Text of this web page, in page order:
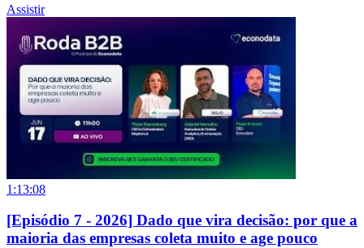
Assistir
1:13:08
[Episódio 7 - 2026] Dado que vira decisão: por que a
maioria das empresas coleta muito e age pouco